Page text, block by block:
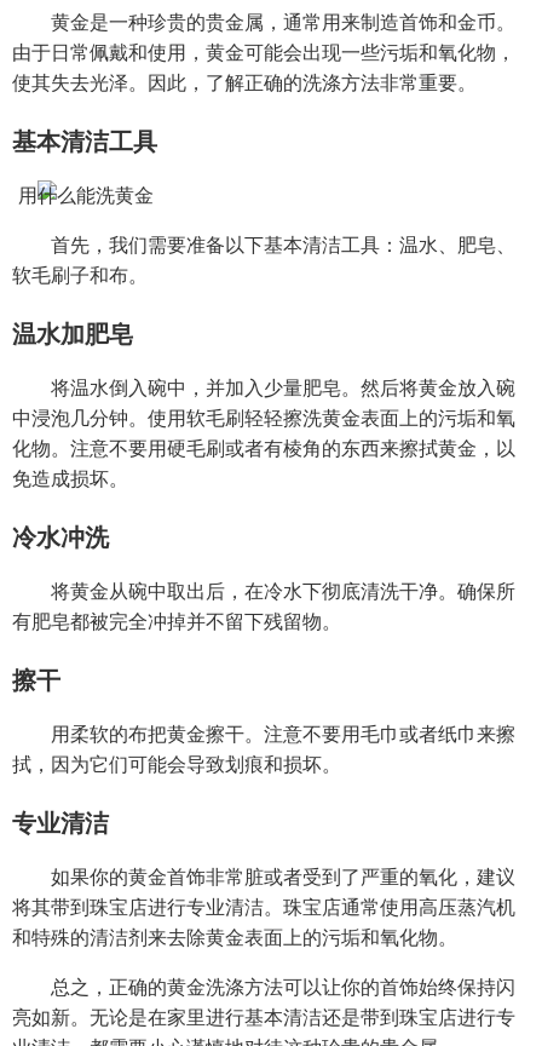
黄金是一种珍贵的贵金属，通常用来制造首饰和金币。
由于日常佩戴和使用，黄金可能会出现一些污垢和氧化物，
使其失去光泽。因此，了解正确的洗涤方法非常重要。
基本清洁工具
首先，我们需要准备以下基本清洁工具：温水、肥皂、
软毛刷子和布。
温水加肥皂
将温水倒入碗中，并加入少量肥皂。然后将黄金放入碗
中浸泡几分钟。使用软毛刷轻轻擦洗黄金表面上的污垢和氧
化物。注意不要用硬毛刷或者有棱角的东西来擦拭黄金，以
免造成损坏。
冷水冲洗
将黄金从碗中取出后，在冷水下彻底清洗干净。确保所
有肥皂都被完全冲掉并不留下残留物。
擦干
用柔软的布把黄金擦干。注意不要用毛巾或者纸巾来擦
拭，因为它们可能会导致划痕和损坏。
专业清洁
如果你的黄金首饰非常脏或者受到了严重的氧化，建议
将其带到珠宝店进行专业清洁。珠宝店通常使用高压蒸汽机
和特殊的清洁剂来去除黄金表面上的污垢和氧化物。
总之，正确的黄金洗涤方法可以让你的首饰始终保持闪
亮如新。无论是在家里进行基本清洁还是带到珠宝店进行专